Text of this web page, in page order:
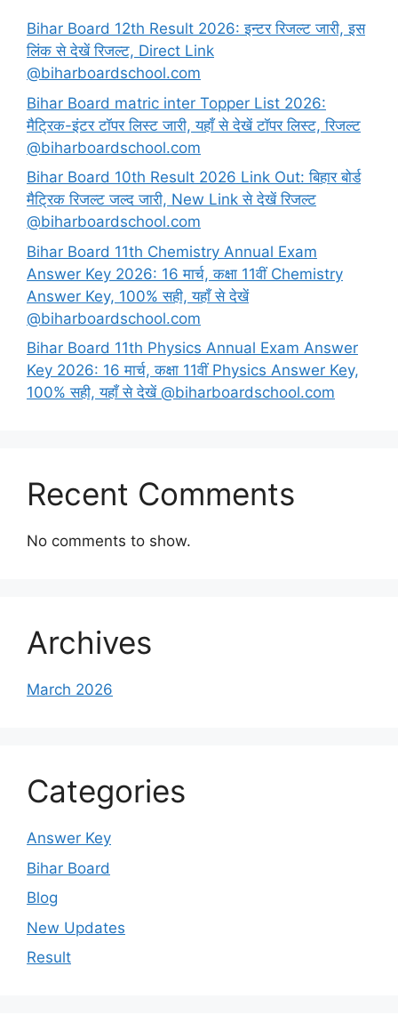
Bihar Board 12th Result 2026: इन्टर रिजल्ट जारी, इस
लिंक से देखें रिजल्ट, Direct Link
@biharboardschool.com
Bihar Board matric inter Topper List 2026:
मैट्रिक-इंटर टॉपर लिस्ट जारी, यहाँ से देखें टॉपर लिस्ट, रिजल्ट
@biharboardschool.com
Bihar Board 10th Result 2026 Link Out: बिहार बोर्ड
मैट्रिक रिजल्ट जल्द जारी, New Link से देखें रिजल्ट
@biharboardschool.com
Bihar Board 11th Chemistry Annual Exam
Answer Key 2026: 16 मार्च, कक्षा 11वीं Chemistry
Answer Key, 100% सही, यहाँ से देखें
@biharboardschool.com
Bihar Board 11th Physics Annual Exam Answer
Key 2026: 16 मार्च, कक्षा 11वीं Physics Answer Key,
100% सही, यहाँ से देखें @biharboardschool.com
Recent Comments
No comments to show.
Archives
March 2026
Categories
Answer Key
Bihar Board
Blog
New Updates
Result